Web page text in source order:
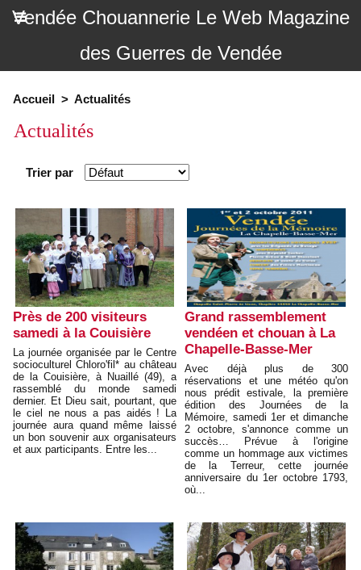
Vendée Chouannerie Le Web Magazine
des Guerres de Vendée
Accueil > Actualités
Actualités
Trier par
Près de 200 visiteurs
samedi à la Couisière
La journée organisée par le Centre
socioculturel Chloro'fil* au château
de la Couisière, à Nuaillé (49), a
rassemblé du monde samedi
dernier. Et Dieu sait, pourtant, que
le ciel ne nous a pas aidés ! La
journée aura quand même laissé
un bon souvenir aux organisateurs
et aux participants. Entre les...
Grand rassemblement
vendéen et chouan à La
Chapelle-Basse-Mer
Avec déjà plus de 300
réservations et une météo qu'on
nous prédit estivale, la première
édition des Journées de la
Mémoire, samedi 1er et dimanche
2 octobre, s'annonce comme un
succès… Prévue à l'origine
comme un hommage aux victimes
de la Terreur, cette journée
anniversaire du 1er octobre 1793,
où...